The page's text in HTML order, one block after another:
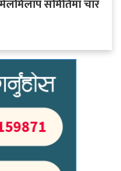
समितिमा चार